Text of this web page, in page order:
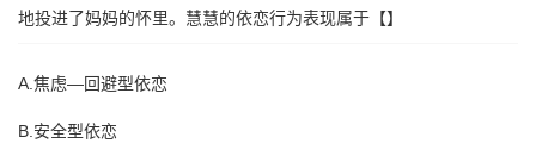
地投进了妈妈的怀里。慧慧的依恋行为表现属于【】
A.焦虑—回避型依恋
B.安全型依恋